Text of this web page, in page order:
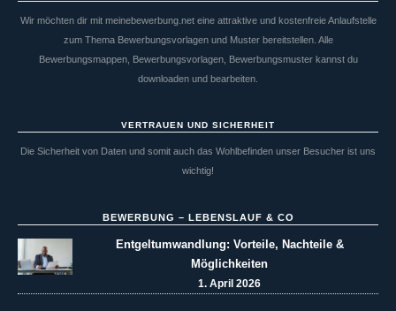
Wir möchten dir mit meinebewerbung.net eine attraktive und kostenfreie Anlaufstelle
zum Thema Bewerbungsvorlagen und Muster bereitstellen. Alle
Bewerbungsmappen, Bewerbungsvorlagen, Bewerbungsmuster kannst du
downloaden und bearbeiten.
VERTRAUEN UND SICHERHEIT
Die Sicherheit von Daten und somit auch das Wohlbefinden unser Besucher ist uns
wichtig!
BEWERBUNG – LEBENSLAUF & CO
Entgeltumwandlung: Vorteile, Nachteile &
Möglichkeiten
1. April 2026